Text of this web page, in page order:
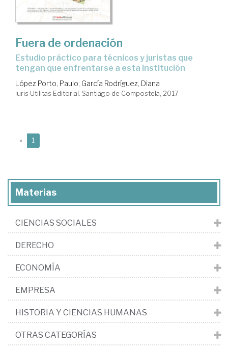
Fuera de ordenación
estudio práctico para técnicos y juristas que
tengan que enfrentarse a esta institución
López Porto, Paulo; García Rodríguez, Diana
Iuris Utilitas Editorial. Santiago de Compostela, 2017
« 1
Materias
CIENCIAS SOCIALES
DERECHO
ECONOMÍA
EMPRESA
HISTORIA Y CIENCIAS HUMANAS
OTRAS CATEGORÍAS